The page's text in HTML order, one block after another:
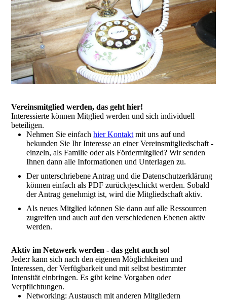
Vereinsmitglied werden, das geht hier!
Interessierte können Mitglied werden und sich individuell
beteiligen.
Nehmen Sie einfachhier Kontakt mit uns auf und
bekunden Sie Ihr Interesse an einer Vereinsmitgliedschaft -
einzeln, als Familie oder als Fördermitglied? Wir senden
Ihnen dann alle Informationen und Unterlagen zu.
Der unterschriebene Antrag und die Datenschutzerklärung
können einfach als PDF zurückgeschickt werden. Sobald
der Antrag genehmigt ist, wird die Mitgliedschaft aktiv.
Als neues Mitglied können Sie dann auf alle Ressourcen
zugreifen und auch auf den verschiedenen Ebenen aktiv
werden.
Aktiv im Netzwerk werden - das geht auch so!
Jede:r kann sich nach den eigenen Möglichkeiten und
Interessen, der Verfügbarkeit und mit selbst bestimmter
Intensität einbringen. Es gibt keine Vorgaben oder
Verpflichtungen.
Networking: Austausch mit anderen Mitgliedern